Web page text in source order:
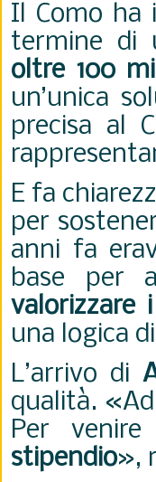
Il Como ha
termine di
oltre 100
un’unica
precisa al
E fa
per
anni fa
base per
valorizzare
una logica
L’arrivo di
qualità.
Per
stipendio»,